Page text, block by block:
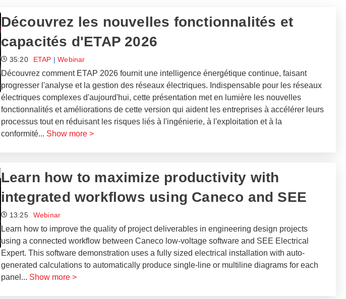
Découvrez les nouvelles fonctionnalités et
capacités d'ETAP 2026
35:20 ETAP |Webinar
Découvrez comment ETAP 2026 fournit une intelligence énergétique continue, faisant
progresser l'analyse et la gestion des réseaux électriques. Indispensable pour les réseaux
électriques complexes d'aujourd'hui, cette présentation met en lumière les nouvelles
fonctionnalités et améliorations de cette version qui aident les entreprises à accélérer leurs
processus tout en réduisant les risques liés à l'ingénierie, à l'exploitation et à la
conformité... Show more >
​​Learn how to maximize productivity with
integrated workflows using Caneco and SEE​
13:25 Webinar
Learn how to improve the quality of project deliverables in engineering design projects
using a connected workflow between Caneco low-voltage software and SEE Electrical
Expert. This software demonstration uses a fully sized electrical installation with auto-
generated calculations to automatically produce single-line or multiline diagrams for each
panel ... Show more >